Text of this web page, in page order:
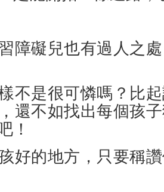
障礙兒也有過人之
不是很可憐嗎？比
還不如找出每個孩
！
好的地方，只要稱